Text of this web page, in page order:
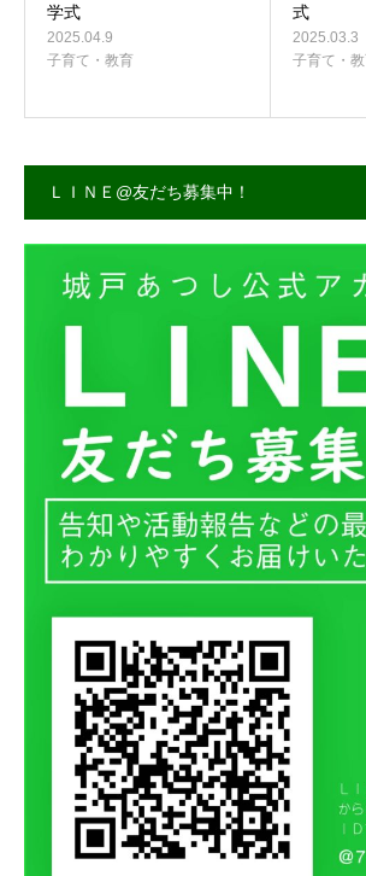
学式
2025.04.9
子育て・教育
式
2025.03.3
子育て・
ＬＩＮＥ@友だち募集中！